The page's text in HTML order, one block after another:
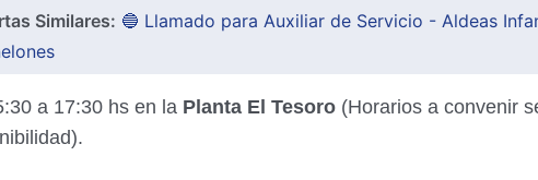
Similares: 🔵 Llamado para Auxiliar de Servicio - Aldeas
a 17:30 hs en la Planta El Tesoro (Horarios a convenir